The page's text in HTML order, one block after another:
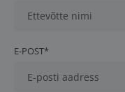
E-POST*